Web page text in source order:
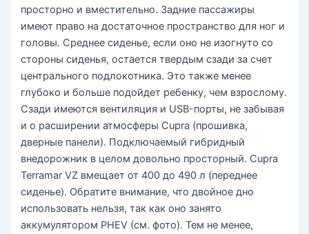
просторно и вместительно. Задние пассажиры
имеют право на достаточное пространство для ног и
головы. Среднее сиденье, если оно не изогнуто со
стороны сиденья, остается твердым сзади за счет
центрального подлокотника. Это также менее
глубоко и больше подойдет ребенку, чем взрослому.
Сзади имеются вентиляция и USB-порты, не забывая
и о расширении атмосферы Cupra (прошивка,
дверные панели). Подключаемый гибридный
внедорожник в целом довольно просторный. Cupra
Terramar VZ вмещает от 400 до 490 л (переднее
сиденье). Обратите внимание, что двойное дно
использовать нельзя, так как оно занято
аккумулятором PHEV (см. фото). Тем не менее,